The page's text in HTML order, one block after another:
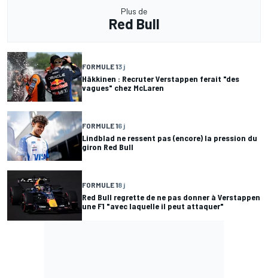
Plus de
Red Bull
FORMULE 13 j
Häkkinen : Recruter Verstappen ferait "des
vagues" chez McLaren
FORMULE 16 j
Lindblad ne ressent pas (encore) la pression du
giron Red Bull
FORMULE 18 j
Red Bull regrette de ne pas donner à Verstappen
une F1 "avec laquelle il peut attaquer"